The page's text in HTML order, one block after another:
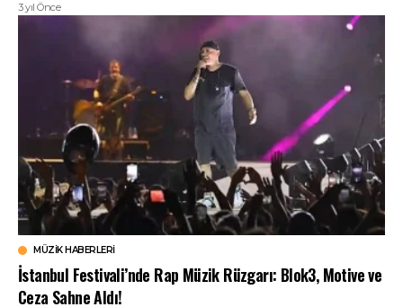
3 yıl Önce
MÜZIK HABERLERI
İstanbul Festivali’nde Rap Müzik Rüzgarı: Blok3, Motive ve
Ceza Sahne Aldı!